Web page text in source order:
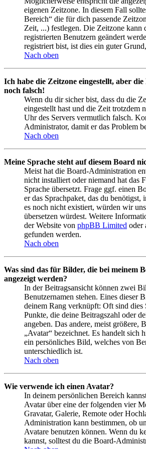
eigenen Zeitzone. In diesem Fall
Bereich“ die für dich passende
Zeit, ...) festlegen. Die Zeitzone kann
registrierten Benutzern geändert
registriert bist, ist dies ein guter
Nach oben
Ich habe die Zeitzone eingestellt, aber
noch falsch!
Wenn du dir sicher bist, dass du die
eingestellt hast und die Zeit trotzdem
Uhr des Servers vermutlich falsch.
Administrator, damit er das Problem
Nach oben
Meine Sprache steht auf diesem Board
Meist hat die Board-Administration
nicht installiert oder niemand hat das
Sprache übersetzt. Frage ggf. einen
er das Sprachpaket, das du benötigst,
es noch nicht existiert, würden wir
übersetzen würdest. Weitere
der Website von phpBB Limited oder
gefunden werden.
Nach oben
Was sind das für Bilder, die bei meinem
angezeigt werden?
In der Beitragsansicht können zwei
Benutzernamen stehen. Eines dieser
deinem Rang verknüpft: Oft sind dies
Punkte, die deine Beitragszahl oder
angeben. Das andere, meist größere,
„Avatar“ bezeichnet. Es handelt sich
ein persönliches Bild, welches von
unterschiedlich ist.
Nach oben
Wie verwende ich einen Avatar?
In deinem persönlichen Bereich
Avatar über eine der folgenden vier
Gravatar, Galerie, Remote oder
Administration kann bestimmen, ob
Avatare benutzen können. Wenn du
kannst, solltest du die Board-